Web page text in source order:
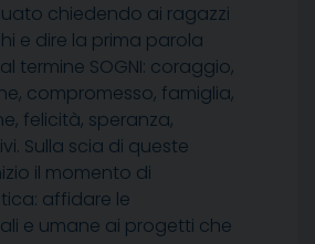
chiedendo ai ragazzi
e dire la prima parola
termine SOGNI: coraggio,
compromesso, famiglia,
felicità, speranza,
Sulla scia di queste
il momento di
affidare le
e umane ai progetti che